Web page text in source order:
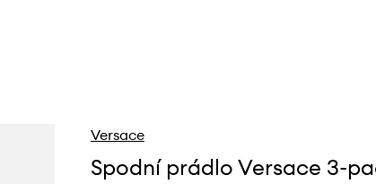
Versace
Spodní prádlo Versace 3-